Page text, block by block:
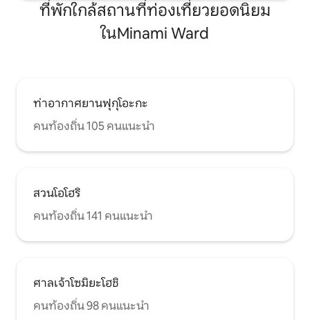
ที่พักใกล้สถานที่ท่องเที่ยวยอดนิยม
ในMinami Ward
ท่าอากาศยานฟุกุโอะกะ
คนท้องถิ่น 105 คนแนะนำ
สวนโอโฮริ
คนท้องถิ่น 141 คนแนะนำ
ศาลเจ้าโซมิยะโฮชิ
คนท้องถิ่น 98 คนแนะนำ